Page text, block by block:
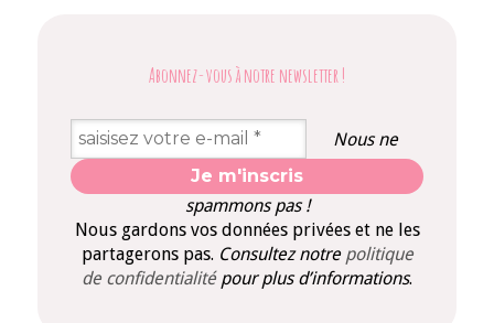
Abonnez-vous à notre newsletter !
Nous ne
spammons pas !
Nous gardons vos données privées et ne les
partagerons pas. Consultez notre politique
de confidentialité pour plus d’informations.